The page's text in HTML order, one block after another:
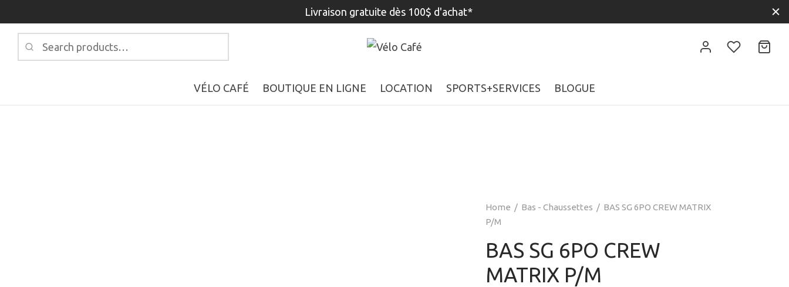
Livraison gratuite dès 100$ d'achat*
Search
for:
VÉLO CAFÉ BOUTIQUE EN LIGNE LOCATION SPORTS+SERVICES BLOGUE
Home / Bas - Chaussettes / BAS SG 6PO CREW MATRIX
P/M
BAS SG 6PO CREW
MATRIX P/M